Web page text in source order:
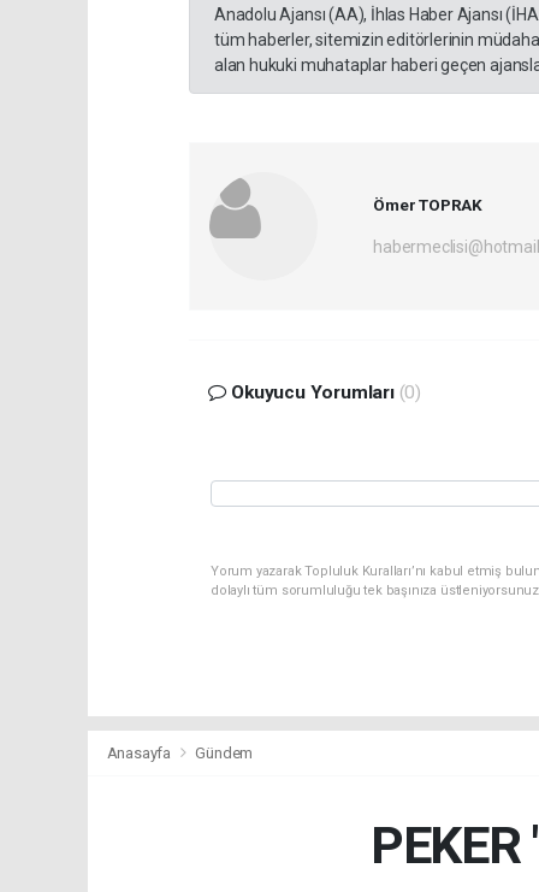
Anadolu Ajansı (AA), İhlas Haber Ajansı
tüm haberler, sitemizin editörlerinin
alan hukuki muhataplar haberi geçen
Ömer TOPRAK
Okuyucu Yorumları (0)
Yorum yazarak Topluluk Kuralları’nı kabul etmiş
dolaylı tüm sorumluluğu tek başınıza
Anasayfa Gündem